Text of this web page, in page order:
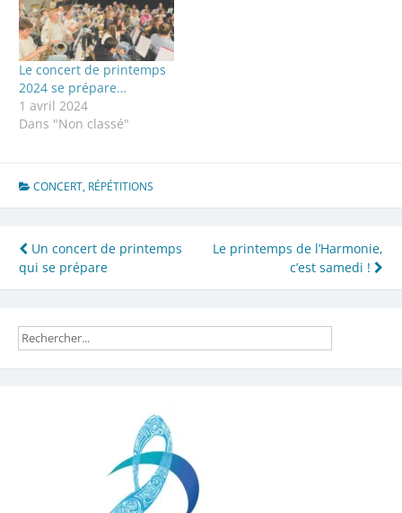
Le concert de printemps
2024 se prépare…
1 avril 2024
Dans "Non classé"
CONCERT, RÉPÉTITIONS
Navigation
de
Un concert de printemps
qui se prépare
Le printemps de l’Harmonie,
c’est samedi !